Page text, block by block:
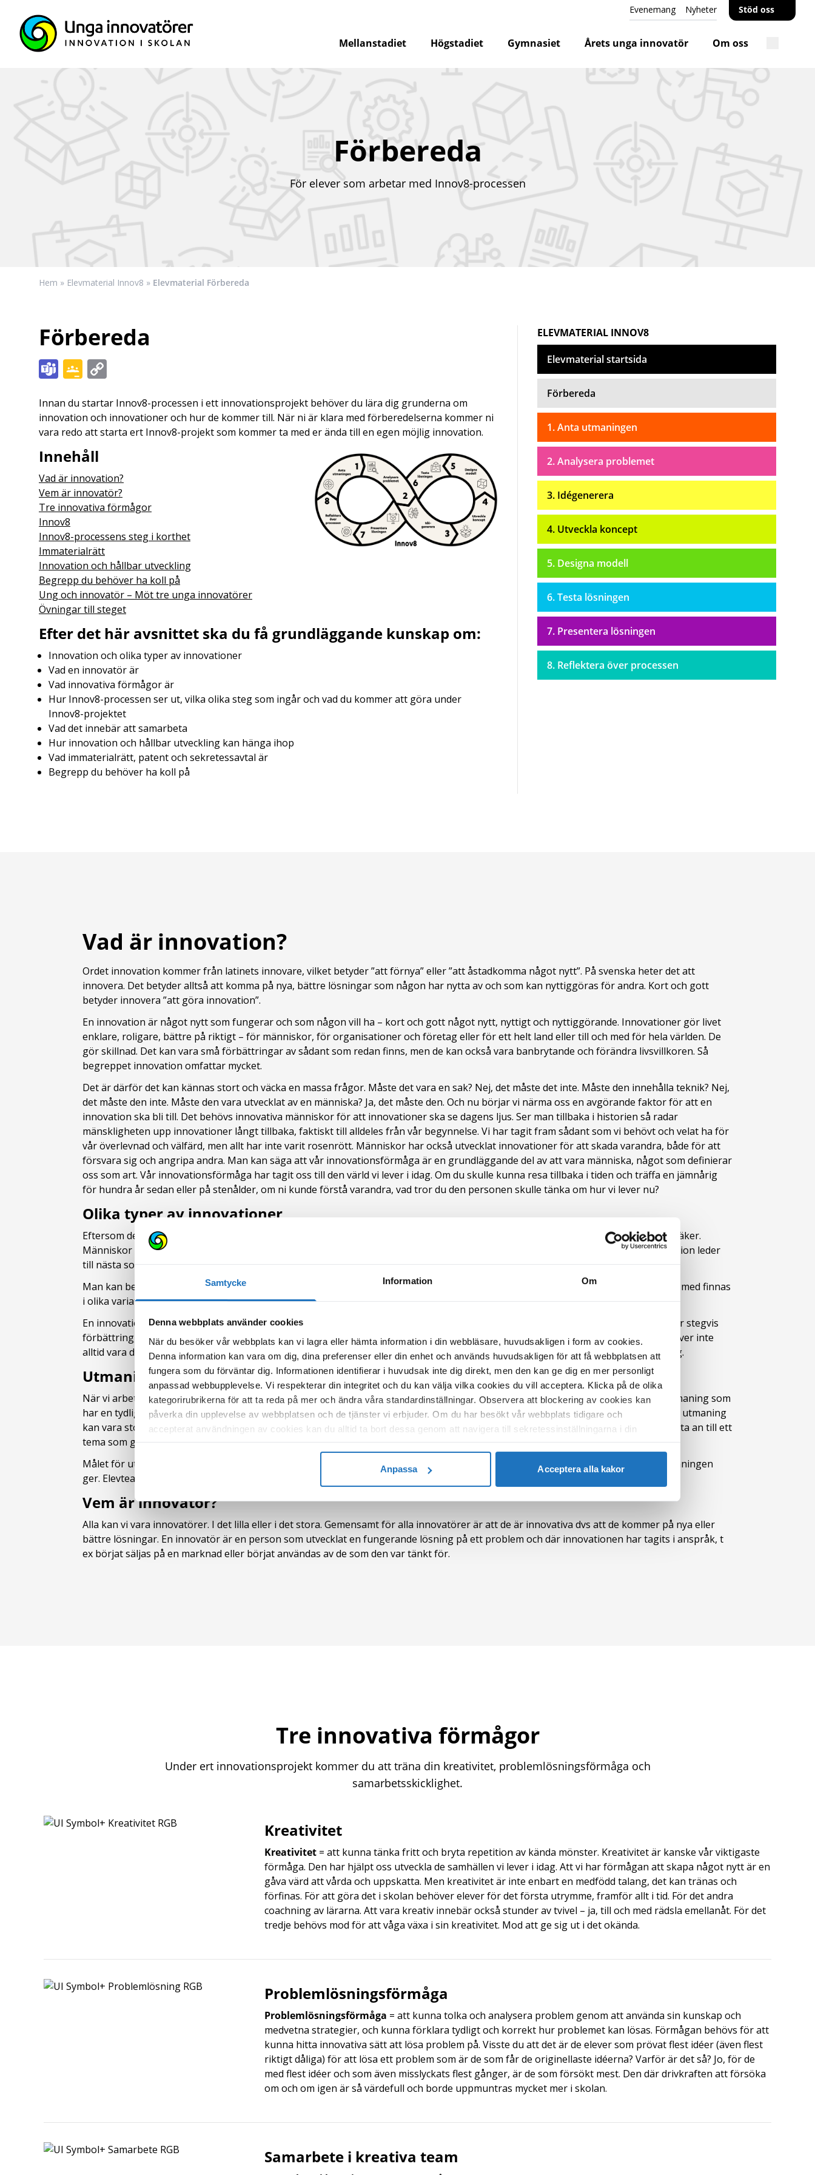
Samtycke Information Om
Denna webbplats använder cookies
När du besöker vår webbplats kan vi lagra eller hämta information i din webbläsare, huvudsakligen i form av cookies.
Denna information kan vara om dig, dina preferenser eller din enhet och används huvudsakligen för att få webbplatsen att
fungera som du förväntar dig. Informationen identifierar i huvudsak inte dig direkt, men den kan ge dig en mer personligt
anpassad webbupplevelse. Vi respekterar din integritet och du kan välja vilka cookies du vill acceptera. Klicka på de olika
kategorirubrikerna för att ta reda på mer och ändra våra standardinställningar. Observera att blockering av cookies kan
påverka din upplevelse av webbplatsen och de tjänster vi erbjuder. Om du har besökt vår webbplats tidigare och
accepterat användningen av cookies kan du alltid ta bort dessa genom att navigera till sekretessinställningarna i din
webbläsare.
Anpassa Acceptera alla kakor
Mellanstadiet Högstadiet Gymnasiet Årets unga innovatör Om oss
Evenemang Nyheter Stöd oss
Förbereda
För elever som arbetar med Innov8-processen
Hem » Elevmaterial Innov8 » Elevmaterial Förbereda
Förbereda
TeamsGoogle
Innan du startar Innov8-processen i ett innovationsprojekt behöver du lära dig grunderna om
innovation och innovationer och hur de kommer till. När ni är klara med förberedelserna kommer ni
vara redo att starta ert Innov8-projekt som kommer ta med er ända till en egen möjlig innovation.
Innehåll
Vad är innovation?
Vem är innovatör?
Tre innovativa förmågor
Innov8
Innov8-processens steg i korthet
Immaterialrätt
Innovation och hållbar utveckling
Begrepp du behöver ha koll på
Ung och innovatör – Möt tre unga innovatörer
Övningar till steget
Efter det här avsnittet ska du få grundläggande kunskap om:
Innovation och olika typer av innovationer
Vad en innovatör är
Vad innovativa förmågor är
Hur Innov8-processen ser ut, vilka olika steg som ingår och vad du kommer att göra under
Innov8-projektet
Vad det innebär att samarbeta
Hur innovation och hållbar utveckling kan hänga ihop
Vad immaterialrätt, patent och sekretessavtal är
Begrepp du behöver ha koll på
ELEVMATERIAL INNOV8
Elevmaterial startsida
Förbereda
1. Anta utmaningen
2. Analysera problemet
3. Idégenerera
4. Utveckla koncept
5. Designa modell
6. Testa lösningen
7. Presentera lösningen
8. Reflektera över processen
Vad är innovation?
Ordet innovation kommer från latinets innovare, vilket betyder ”att förnya” eller ”att åstadkomma något nytt”. På svenska heter det att
innovera. Det betyder alltså att komma på nya, bättre lösningar som någon har nytta av och som kan nyttiggöras för andra. Kort och gott
betyder innovera ”att göra innovation”.
En innovation är något nytt som fungerar och som någon vill ha – kort och gott något nytt, nyttigt och nyttiggörande. Innovationer gör livet
enklare, roligare, bättre på riktigt – för människor, för organisationer och företag eller för ett helt land eller till och med för hela världen. De
gör skillnad. Det kan vara små förbättringar av sådant som redan finns, men de kan också vara banbrytande och förändra livsvillkoren. Så
begreppet innovation omfattar mycket.
Det är därför det kan kännas stort och väcka en massa frågor. Måste det vara en sak? Nej, det måste det inte. Måste den innehålla teknik? Nej,
det måste den inte. Måste den vara utvecklat av en människa? Ja, det måste den. Och nu börjar vi närma oss en avgörande faktor för att en
innovation ska bli till. Det behövs innovativa människor för att innovationer ska se dagens ljus. Ser man tillbaka i historien så radar
mänskligheten upp innovationer långt tillbaka, faktiskt till alldeles från vår begynnelse. Vi har tagit fram sådant som vi behövt och velat ha för
vår överlevnad och välfärd, men allt har inte varit rosenrött. Människor har också utvecklat innovationer för att skada varandra, både för att
försvara sig och angripa andra. Man kan säga att vår innovationsförmåga är en grundläggande del av att vara människa, något som definierar
oss som art. Vår innovationsförmåga har tagit oss till den värld vi lever i idag. Om du skulle kunna resa tillbaka i tiden och träffa en jämnårig
för hundra år sedan eller på stenålder, om ni kunde förstå varandra, vad tror du den personen skulle tänka om hur vi lever nu?
Olika typer av innovationer
Eftersom definitionen av innovation är bred finns det många sätt att beskriva innovationer på. Det kommer att komma fler, var så säker.
Människor verkar ha en ostoppbar vana att utveckla innovationer för sådant som vi inte tycker fungerar som det borde. En innovation leder
till nästa som leder till nästa.
Man kan beskriva innovationer i olika former utifrån hur stor förändring innovationen gav, inom olika områden, och de kan till och med finnas
i olika variationer.
En innovation kan vara något helt nytt och omvälvande, sk disruptiv innovation, men det kan också vara någon liten förändring eller stegvis
förbättring, sk inkrementell innovation, som inte är så lätt att lägga märka till. En innovation kan vara en teknisk lösning men behöver inte
alltid vara det. En innovation kan lika gärna vara en policy-innovation eller en social innovation i form av t ex en beteendeförändring.
Utmaningsdriven innovation
När vi arbetar med Innov8 arbetar vi med utmaningsdriven innovation och med det menas att innovationsarbetet utgår från en utmaning som
har en tydlig verklighetsförankring. En utmaning är något som behöver en lösning och som ofta kommer i form av ett uppdrag. En utmaning
kan vara stor som t ex klimatpåverkan ut ett geopolitiskt perspektiv, Agenda 2030 (FN:s globala mål) eller ungas hälsa. Den kan knyta an till ett
tema som genomsyrar många ämnen i just den här skolan det här läsåret. Eller något annat.
Målet för utmaningsdriven innovation är att hitta så många genomförbara innovativa lösningar som möjligt inom ramen som utmaningen
ger. Elevteamen väljer olika problem att fokusera på för att utveckla sina idéer. Arbetet börjar i teamens analyser av problemen.
Vem är innovatör?
Alla kan vi vara innovatörer. I det lilla eller i det stora. Gemensamt för alla innovatörer är att de är innovativa dvs att de kommer på nya eller
bättre lösningar. En innovatör är en person som utvecklat en fungerande lösning på ett problem och där innovationen har tagits i anspråk, t
ex börjat säljas på en marknad eller börjat användas av de som den var tänkt för.
Tre innovativa förmågor
Under ert innovationsprojekt kommer du att träna din kreativitet, problemlösningsförmåga och
samarbetsskicklighet.
Kreativitet
Kreativitet = att kunna tänka fritt och bryta repetition av kända mönster. Kreativitet är kanske vår viktigaste
förmåga. Den har hjälpt oss utveckla de samhällen vi lever i idag. Att vi har förmågan att skapa något nytt är en
gåva värd att vårda och uppskatta. Men kreativitet är inte enbart en medfödd talang, det kan tränas och
förfinas. För att göra det i skolan behöver elever för det första utrymme, framför allt i tid. För det andra
coachning av lärarna. Att vara kreativ innebär också stunder av tvivel – ja, till och med rädsla emellanåt. För det
tredje behövs mod för att våga växa i sin kreativitet. Mod att ge sig ut i det okända.
Problemlösningsförmåga
Problemlösningsförmåga = att kunna tolka och analysera problem genom att använda sin kunskap och
medvetna strategier, och kunna förklara tydligt och korrekt hur problemet kan lösas. Förmågan behövs för att
kunna hitta innovativa sätt att lösa problem på. Visste du att det är de elever som prövat flest idéer (även flest
riktigt dåliga) för att lösa ett problem som är de som får de originellaste idéerna? Varför är det så? Jo, för de
med flest idéer och som även misslyckats flest gånger, är de som försökt mest. Den där drivkraften att försöka
om och om igen är så värdefull och borde uppmuntras mycket mer i skolan.
Samarbete i kreativa team